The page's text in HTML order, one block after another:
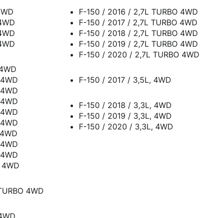
4WD
/ 2015 / 3,5L, 4WD
F-150 / 2016 / 2,7L TURBO 4WD
F-150 / 2017 / 2,7L TURBO 4WD
F-150 / 2018 / 2,7L TURBO 4WD
F-150 / 2019 / 2,7L TURBO 4WD
F-150 / 2020 / 2,7L TURBO 4WD
F-150 / 2017 / 3,5L, 4WD
F-150 / 2018 / 3,3L, 4WD
F-150 / 2019 / 3,3L, 4WD
F-150 / 2020 / 3,3L, 4WD